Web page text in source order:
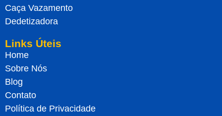
Caça Vazamento
Dedetizadora
Links Úteis
Home
Sobre Nós
Blog
Contato
Política de Privacidade